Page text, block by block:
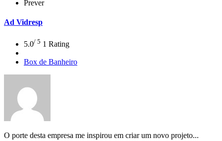
Prever
Ad Vidresp
5.0/ 5 1 Rating
Box de Banheiro
O porte desta empresa me inspirou em criar um novo projeto...